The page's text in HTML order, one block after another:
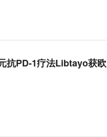
抗PD-1疗法Libtayo获欧